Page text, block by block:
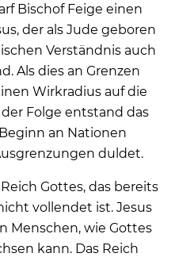
Bischof Feige einen
der als Jude geboren
Verständnis auch
Als dies an Grenzen
Wirkradius auf die
Folge entstand das
an Nationen
duldet.
Gottes, das bereits
vollendet ist. Jesus
Menschen, wie Gottes
kann. Das Reich